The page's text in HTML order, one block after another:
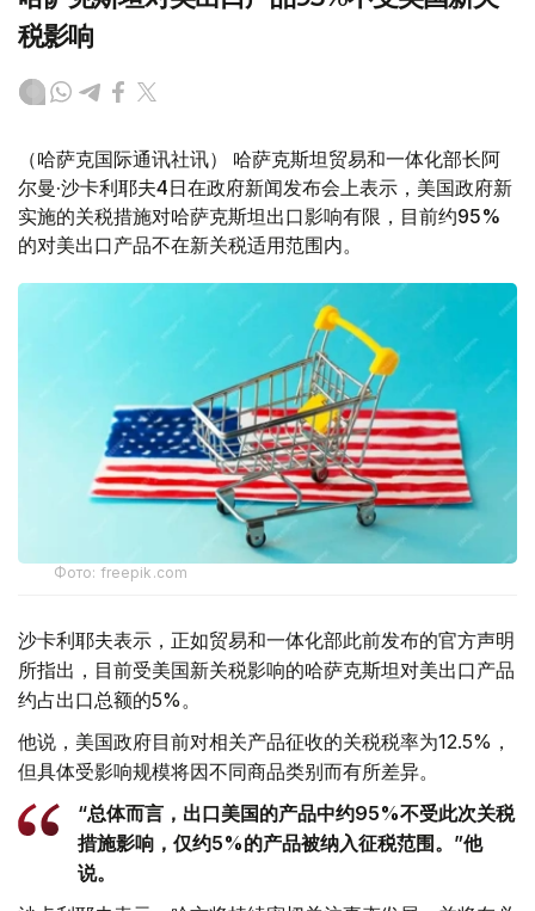
税影响
（哈萨克国际通讯社讯） 哈萨克斯坦贸易和一体化部长阿
尔曼·沙卡利耶夫4日在政府新闻发布会上表示，美国政府新
实施的关税措施对哈萨克斯坦出口影响有限，目前约95%
的对美出口产品不在新关税适用范围内。
Фото: freepik.com
沙卡利耶夫表示，正如贸易和一体化部此前发布的官方声明
所指出，目前受美国新关税影响的哈萨克斯坦对美出口产品
约占出口总额的5%。
他说，美国政府目前对相关产品征收的关税税率为12.5%，
但具体受影响规模将因不同商品类别而有所差异。
“总体而言，出口美国的产品中约95%不受此次关税
措施影响，仅约5%的产品被纳入征税范围。”他
说。